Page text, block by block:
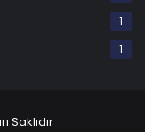
1
1
Saklıdır